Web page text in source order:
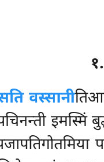
वस्सानी
इमस्मिं